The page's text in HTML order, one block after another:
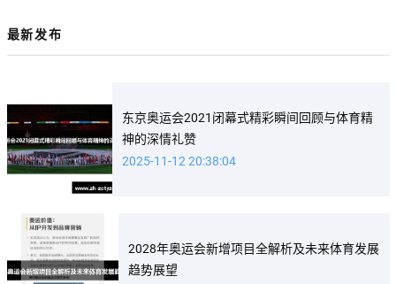
最新发布
东京奥运会2021闭幕式精彩瞬间回顾与体育精
神的深情礼赞
2025-11-12 20:38:04
2028年奥运会新增项目全解析及未来体育发展
趋势展望